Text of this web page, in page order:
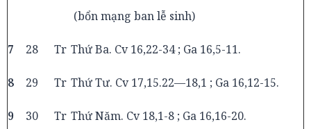
(bổn mạng ban lễ sinh)
7 28 Tr Thứ Ba. Cv 16,22-34 ; Ga 16,5-11.
8 29 Tr Thứ Tư. Cv 17,15.22—18,1 ; Ga 16,12-15.
9 30 Tr Thứ Năm. Cv 18,1-8 ; Ga 16,16-20.